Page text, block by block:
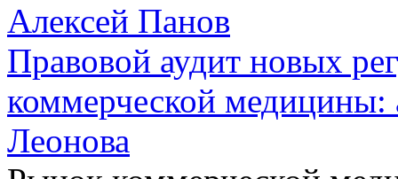
Алексей Панов
Правовой аудит новых
коммерческой медицины:
Леонова